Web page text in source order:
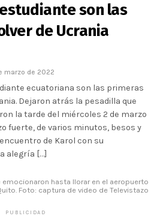
son las
de Ucrania
marzo de 2022
ecuatoriana son las primeras
Dejaron atrás la pesadilla que
la tarde del miércoles 2 de marzo
fuerte, de varios minutos, besos y
de Karol con su
alegría […]
emocionaron hasta llorar en el aeropuerto
Foto: captura de video de Televistazo
PUBLICIDAD